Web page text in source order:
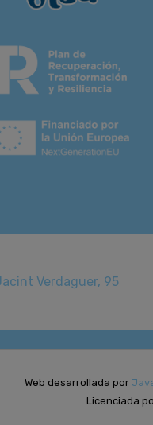
Verdaguer, 95
Web desarrollada por
Licenciada